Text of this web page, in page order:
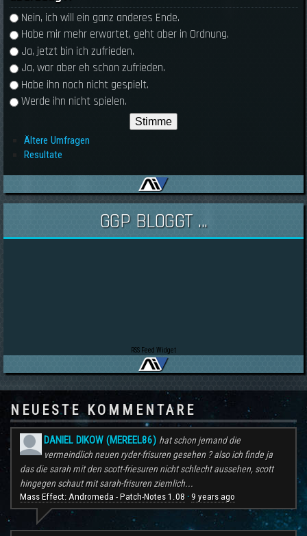
Auswahlmöglichkeiten
Nein, ich will ein ganz anderes Ende.
Habe mir mehr erwartet, geht aber in Ordnung.
Ja, jetzt bin ich zufrieden.
Ja, war aber eh schon zufrieden.
Habe ihn noch nicht gespielt.
Werde ihn nicht spielen.
Ältere Umfragen
Resultate
GGP BLOGGT ...
RSS Feed Widget
NEUESTE KOMMENTARE
DANIEL DIKOW (MEREEL86) hat schon jemand die
vermeindlich neuen ryder-frisuren gesehen ? also ich finde ja
das die sarah mit den scott-friesuren nicht schlecht aussehen, scott
hingegen schaut mit sarah-frisuren ziemlich...
Mass Effect: Andromeda - Patch-Notes 1.08 · 9 years ago